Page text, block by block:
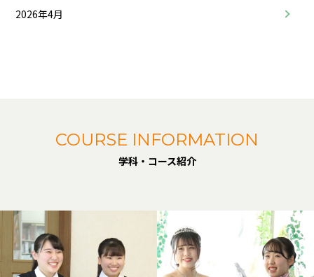
2026年4月
COURSE INFORMATION
学科・コース紹介